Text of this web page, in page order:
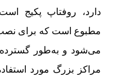
دارد، روفتاپ پکیج
مطبوع است که برای
می‌شود و به‌طور
مراکز بزرگ مورد